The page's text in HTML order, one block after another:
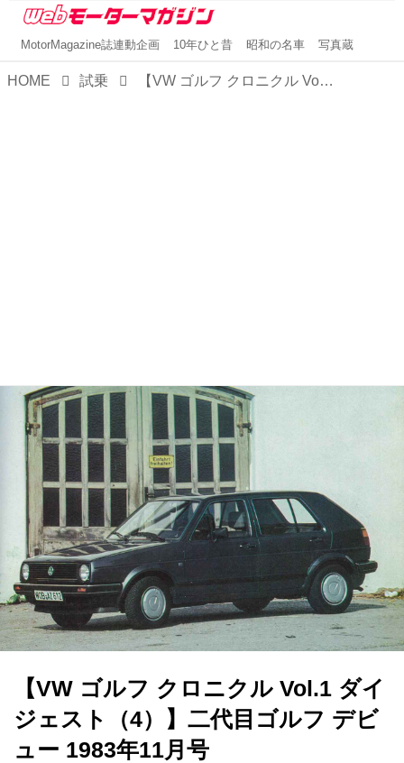
MotorMagazine誌連動企画 10年ひと昔 昭和の名車 写真蔵
HOME 試乗 【VW ゴルフ クロニクル Vol.1 ダイジェスト（4）】二代目ゴルフ デビュー 1983年11月号
【VW ゴルフ クロニクル Vol.1 ダイ
ジェスト（4）】二代目ゴルフ デビ
ュー 1983年11月号